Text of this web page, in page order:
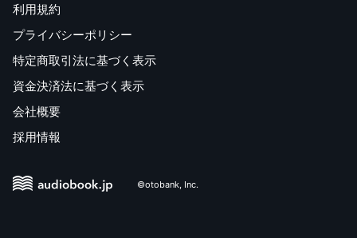
利用規約
プライバシーポリシー
特定商取引法に基づく表示
資金決済法に基づく表示
会社概要
採用情報
©otobank, Inc.